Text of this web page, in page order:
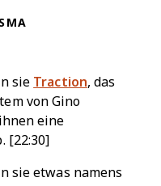
sie Traction, das
von Gino
eine
[22:30]
sie etwas namens